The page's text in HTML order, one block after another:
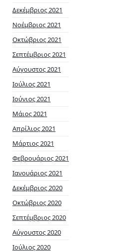
Δεκέμβριος 2021
Νοέμβριος 2021
Οκτώβριος 2021
Σεπτέμβριος 2021
Αύγουστος 2021
Ιούλιος 2021
Ιούνιος 2021
Μάιος 2021
Απρίλιος 2021
Μάρτιος 2021
Φεβρουάριος 2021
Ιανουάριος 2021
Δεκέμβριος 2020
Οκτώβριος 2020
Σεπτέμβριος 2020
Αύγουστος 2020
Ιούλιος 2020